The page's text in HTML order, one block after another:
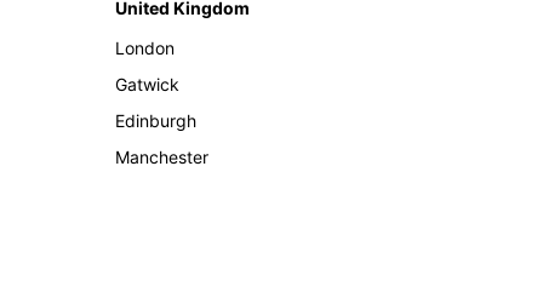
United Kingdom
London
Gatwick
Edinburgh
Manchester